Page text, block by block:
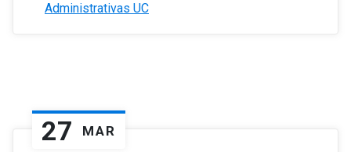
Administrativas UC
27 MAR